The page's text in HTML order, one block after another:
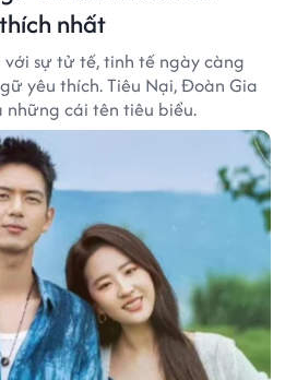
nhất
với sự tử tế, tinh tế ngày càng
yêu thích. Tiêu Nại, Đoàn Gia
những cái tên tiêu biểu.